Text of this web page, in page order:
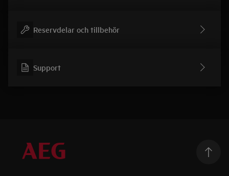
Reservdelar och tillbehör
Support